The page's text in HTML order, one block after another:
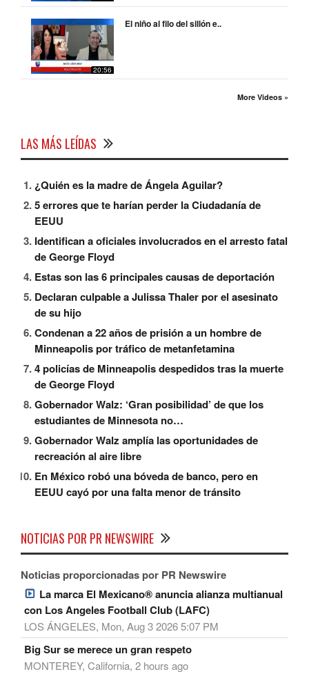
20:56
El niño al filo del sillón e..
More Videos »
LAS MÁS LEÍDAS
¿Quién es la madre de Ángela Aguilar?
5 errores que te harían perder la Ciudadanía de
EEUU
Identifican a oficiales involucrados en el arresto fatal
de George Floyd
Estas son las 6 principales causas de deportación
Declaran culpable a Julissa Thaler por el asesinato
de su hijo
Condenan a 22 años de prisión a un hombre de
Minneapolis por tráfico de metanfetamina
4 policías de Minneapolis despedidos tras la muerte
de George Floyd
Gobernador Walz: ‘Gran posibilidad’ de que los
estudiantes de Minnesota no…
Gobernador Walz amplía las oportunidades de
recreación al aire libre
En México robó una bóveda de banco, pero en
EEUU cayó por una falta menor de tránsito
NOTICIAS POR PR NEWSWIRE
Noticias proporcionadas por PR Newswire
La marca El Mexicano® anuncia alianza multianual
con Los Angeles Football Club (LAFC)
LOS ÁNGELES, Mon, Aug 3 2026 5:07 PM
Big Sur se merece un gran respeto
MONTEREY, California, 2 hours ago